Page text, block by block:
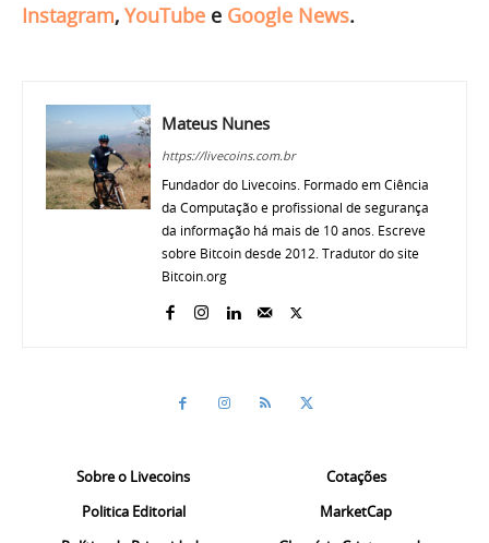
Instagram, YouTube e Google News.
Mateus Nunes
https://livecoins.com.br
Fundador do Livecoins. Formado em Ciência
da Computação e profissional de segurança
da informação há mais de 10 anos. Escreve
sobre Bitcoin desde 2012. Tradutor do site
Bitcoin.org
Sobre o Livecoins
Politica Editorial
Cotações
MarketCap